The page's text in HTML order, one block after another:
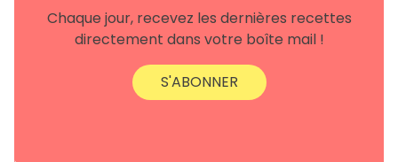
Chaque jour, recevez les dernières recettes
directement dans votre boîte mail !
S'ABONNER